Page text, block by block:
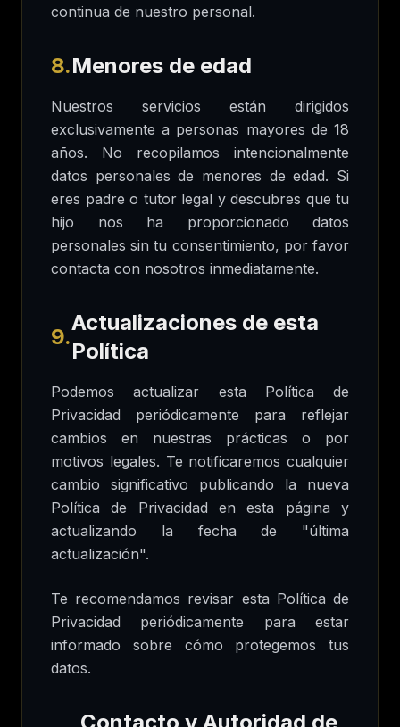
continua de nuestro personal.
8.Menores de edad
Nuestros servicios están dirigidos
exclusivamente a personas mayores de 18
años. No recopilamos intencionalmente
datos personales de menores de edad. Si
eres padre o tutor legal y descubres que tu
hijo nos ha proporcionado datos
personales sin tu consentimiento, por favor
contacta con nosotros inmediatamente.
9.
Actualizaciones de esta
Política
Podemos actualizar esta Política de
Privacidad periódicamente para reflejar
cambios en nuestras prácticas o por
motivos legales. Te notificaremos cualquier
cambio significativo publicando la nueva
Política de Privacidad en esta página y
actualizando la fecha de "última
actualización".
Te recomendamos revisar esta Política de
Privacidad periódicamente para estar
informado sobre cómo protegemos tus
datos.